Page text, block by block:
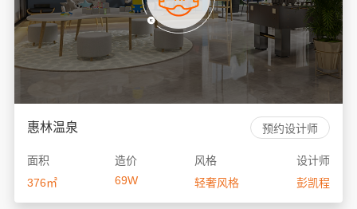
惠林温泉 预约设计师
面积
376㎡
造价
69W
风格
轻奢风格
设计师
彭凯程